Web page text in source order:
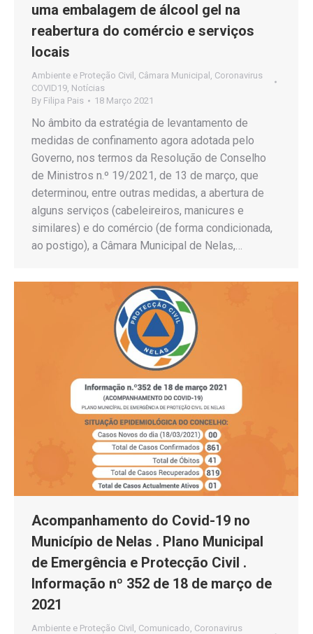
uma embalagem de álcool gel na
reabertura do comércio e serviços
locais
Ambiente e Proteção Civil Câmara Municipal Coronavirus
COVID19 Notícias
By Filipa Pais 18 Março 2021
No âmbito da estratégia de levantamento de
medidas de confinamento agora adotada pelo
Governo, nos termos da Resolução de Conselho
de Ministros n.º 19/2021, de 13 de março, que
determinou, entre outras medidas, a abertura de
alguns serviços (cabeleireiros, manicures e
similares) e do comércio (de forma condicionada,
ao postigo), a Câmara Municipal de Nelas,…
Acompanhamento do Covid-19 no
Município de Nelas . Plano Municipal
de Emergência e Protecção Civil .
Informação nº 352 de 18 de março de
2021
Ambiente e Proteção Civil Comunicado Coronavirus